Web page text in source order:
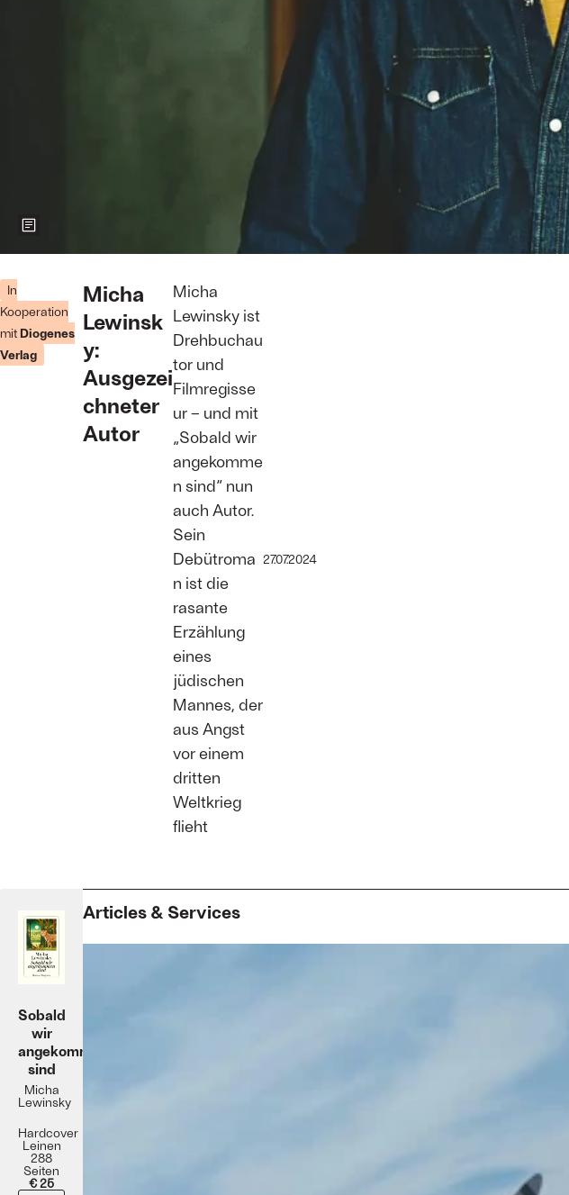
In
Kooperation
mit Diogenes
Verlag
Micha
Lewinsk
y:
Ausgezei
chneter
Autor
Micha
Lewinsky ist
Drehbuchau
tor und
Filmregisse
ur – und mit
„Sobald wir
angekomme
n sind“ nun
auch Autor.
Sein
Debütroma
n ist die
rasante
Erzählung
eines
jüdischen
Mannes, der
aus Angst
vor einem
dritten
Weltkrieg
flieht
27.07.2024
Zeigt weitere Informationen zum Bild
Regisseur
Micha
Lewinsky
© Doris
Fanconi
Sobald
wir
angekommen
sind
Micha
Lewinsky
Hardcover
Leinen
288
Seiten
€ 25
Articles & Services